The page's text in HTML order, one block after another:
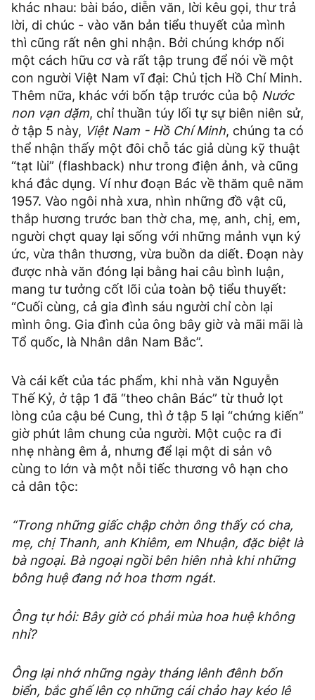
khác nhau: bài báo, diễn văn, lời kêu gọi, thư trả
lời, di chúc - vào văn bản tiểu thuyết của mình
thì cũng rất nên ghi nhận. Bởi chúng khớp nối
một cách hữu cơ và rất tập trung để nói về một
con người Việt Nam vĩ đại: Chủ tịch Hồ Chí Minh.
Thêm nữa, khác với bốn tập trước của bộ Nước
non vạn dặm, chỉ thuần túy lối tự sự biên niên sử,
ở tập 5 này, Việt Nam - Hồ Chí Minh, chúng ta có
thể nhận thấy một đôi chỗ tác giả dùng kỹ thuật
“tạt lùi” (flashback) như trong điện ảnh, và cũng
khá đắc dụng. Ví như đoạn Bác về thăm quê năm
1957. Vào ngôi nhà xưa, nhìn những đồ vật cũ,
thắp hương trước ban thờ cha, mẹ, anh, chị, em,
người chợt quay lại sống với những mảnh vụn ký
ức, vừa thân thương, vừa buồn da diết. Đoạn này
được nhà văn đóng lại bằng hai câu bình luận,
mang tư tưởng cốt lõi của toàn bộ tiểu thuyết:
“Cuối cùng, cả gia đình sáu người chỉ còn lại
mình ông. Gia đình của ông bây giờ và mãi mãi là
Tổ quốc, là Nhân dân Nam Bắc”.
Và cái kết của tác phẩm, khi nhà văn Nguyễn
Thế Kỷ, ở tập 1 đã “theo chân Bác” từ thuở lọt
lòng của cậu bé Cung, thì ở tập 5 lại “chứng kiến”
giờ phút lâm chung của người. Một cuộc ra đi
nhẹ nhàng êm ả, nhưng để lại một di sản vô
cùng to lớn và một nỗi tiếc thương vô hạn cho
cả dân tộc:
“Trong những giấc chập chờn ông thấy có cha,
mẹ, chị Thanh, anh Khiêm, em Nhuận, đặc biệt là
bà ngoại. Bà ngoại ngồi bên hiên nhà khi những
bông huệ đang nở hoa thơm ngát.
Ông tự hỏi: Bây giờ có phải mùa hoa huệ không
nhỉ?
Ông lại nhớ những ngày tháng lênh đênh bốn
biển, bắc ghế lên cọ những cái chảo hay kéo lê